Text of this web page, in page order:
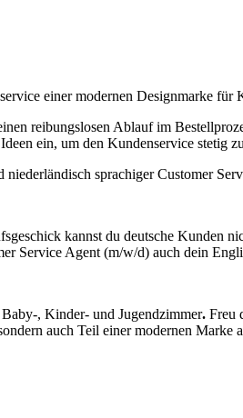
einer modernen Designmarke für
reibungslosen Ablauf im
ein, um den Kundenservice stetig
sprachiger Customer
kannst du deutsche Kunden
Service Agent (m/w/d) auch dein
, Kinder- und Jugendzimmer. Freu
auch Teil einer modernen Marke